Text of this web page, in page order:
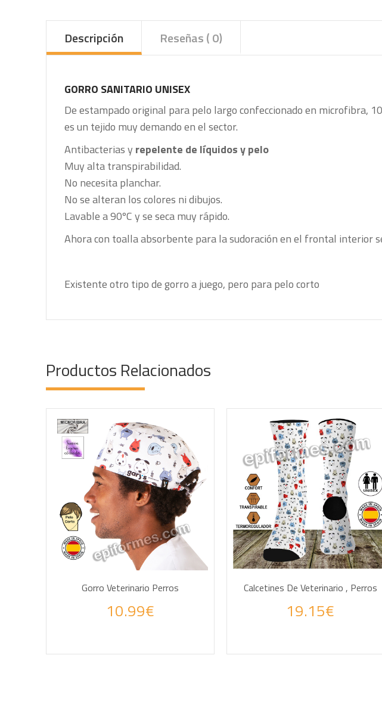
Descripción Reseñas ( 0)
GORRO SANITARIO UNISEX
De estampado original para pelo largoconfeccionado en microfibra,
es un tejido muy demando en el sector.
Antibacterias y repelente de líquidos y pelo
Muy alta transpirabilidad.
No necesita planchar.
No se alteran los colores ni dibujos.
Lavable a 90ºC y se seca muy rápido.
Ahora con toalla absorbente para la sudoración en el frontal interior
Existente otro tipo de gorro a juego, pero para pelo corto
Productos Relacionados
Gorro Veterinario Perros
10.99€
AÑADIR A LA CESTA
Haz tus consultas por WhatsApp
Calcetines De Veterinario , Perros
19.15€
AÑADIR A LA CESTA
Haz tus consultas por